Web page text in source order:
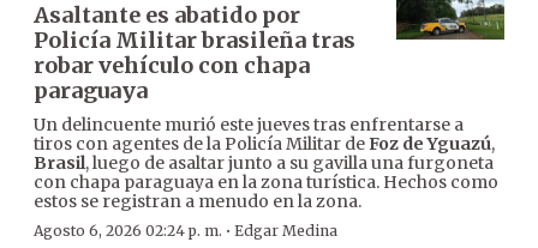
Asaltante es abatido por
Policía Militar brasileña tras
robar vehículo con chapa
paraguaya
Un delincuente murió este jueves tras enfrentarse a
tiros con agentes de la Policía Militar deFoz de Yguazú,
Brasil, luego de asaltar junto a su gavilla una furgoneta
con chapa paraguaya en la zona turística. Hechos como
estos se registran a menudo en la zona.
Agosto 6, 2026 02:24 p. m. · Edgar Medina